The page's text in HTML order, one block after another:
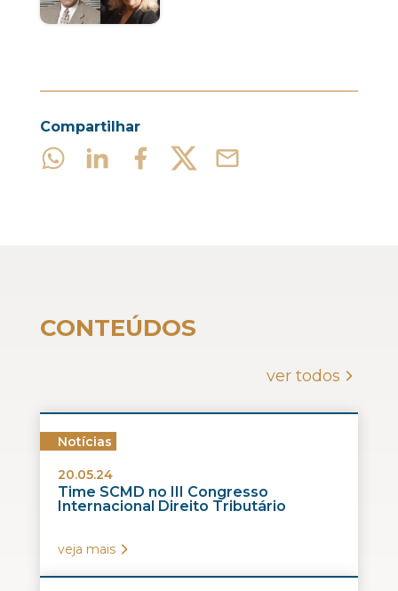
Compartilhar
CONTEÚDOS
ver todos
Notícias
20.05.24
Time SCMD no III Congresso
Internacional Direito Tributário
veja mais